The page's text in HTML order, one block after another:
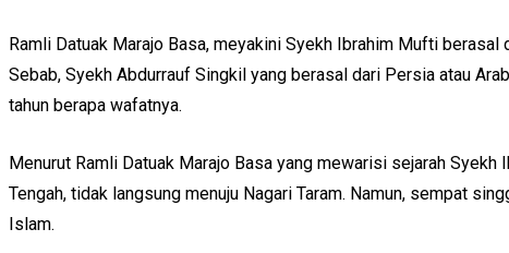
Ramli Datuak Marajo Basa, meyakini Syekh Ibrahim Mufti
Sebab, Syekh Abdurrauf Singkil yang berasal dari Persia atau
tahun berapa wafatnya.
Menurut Ramli Datuak Marajo Basa yang mewarisi sejarah
Tengah, tidak langsung menuju Nagari Taram. Namun, sempat
Islam.